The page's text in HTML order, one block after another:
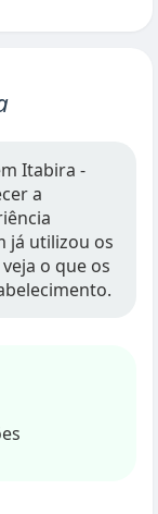
Itabira -
a
já utilizou os
o que os